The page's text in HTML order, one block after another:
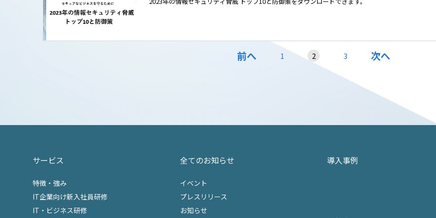
前へ 1 2 3 次へ
サービス
特徴・強み
IT企業向け新入社員研修
IT・ビジネス研修
全てのお知らせ
イベント
プレスリリース
お知らせ
導入事例